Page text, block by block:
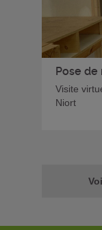
Pose
Visite
Niort